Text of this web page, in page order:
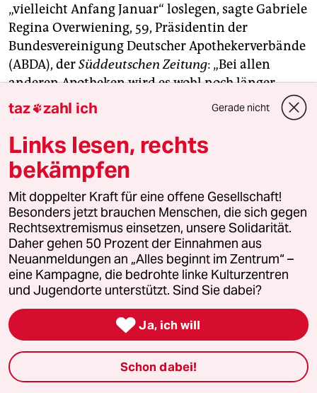
„vielleicht Anfang Januar“ loslegen, sagte Gabriele
Regina Overwiening, 59, Präsidentin der
Bundesvereinigung Deutscher Apothekerverbände
(ABDA), derSüddeutschen Zeitung: „Bei allen
anderen Apotheken wird es wohl noch länger
dauern – bis Mitte, Ende Januar. In größerem Stil
wohl erst von Februar an.“ Die Apotheker müssen
Overwiening zufolge die Geimpften dem Robert
Koch-Institut melden. Die Software dazu werde
derzeit programmiert.
China rechnet mit Neuinfektionen bei
Olympia
China rechnet mit einer „gewissen Anzahl“ an
Neuinfektionen während der Olympischen Spiele
in Peking. Grund sei der hohe Zahl der
Einreisenden aus verschiedenen Ländern und
Regionen zu den Spielen, sagt Han Zirong,
Vizepräsident und Generalsekretär des Pekinger
taz zahl ich Gerade nicht
Links lesen, rechts
bekämpfen
Mit doppelter Kraft für eine offene Gesellschaft!
Besonders jetzt brauchen Menschen, die sich gegen
Rechtsextremismus einsetzen, unsere Solidarität.
Daher gehen 50 Prozent der Einnahmen aus
Neuanmeldungen an „Alles beginnt im Zentrum“ –
eine Kampagne, die bedrohte linke Kulturzentren
und Jugendorte unterstützt. Sind Sie dabei?
 Ja, ich will
Schon dabei!